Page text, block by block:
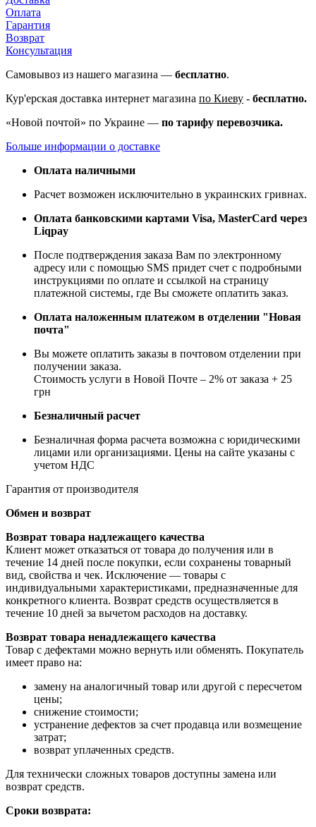
Оплата
Гарантия
Возврат
Консультация
Самовывоз из нашего магазина — бесплатно.
Кур'ерская доставка интернет магазина по Киеву - бесплатно.
«Новой почтой» по Украине — по тарифу перевозчика.
Больше информации о доставке
Оплата наличными
Расчет возможен исключительно в украинских гривнах.
Оплата банковскими картами Visa, MasterCard через
Liqpay
После подтверждения заказа Вам по электронному
адресу или с помощью SMS придет счет с подробными
инструкциями по оплате и ссылкой на страницу
платежной системы, где Вы сможете оплатить заказ.
Оплата наложенным платежом в отделении "Новая
почта"
Вы можете оплатить заказы в почтовом отделении при
получении заказа.
Стоимость услуги в Новой Почте – 2% от заказа + 25
грн
Безналичный расчет
Безналичная форма расчета возможна с юридическими
лицами или организациями. Цены на сайте указаны с
учетом НДС
Гарантия от производителя
Обмен и возврат
Возврат товара надлежащего качества
Клиент может отказаться от товара до получения или в
течение 14 дней после покупки, если сохранены товарный
вид, свойства и чек. Исключение — товары с
индивидуальными характеристиками, предназначенные для
конкретного клиента. Возврат средств осуществляется в
течение 10 дней за вычетом расходов на доставку.
Возврат товара ненадлежащего качества
Товар с дефектами можно вернуть или обменять. Покупатель
имеет право на:
замену на аналогичный товар или другой с пересчетом
цены;
снижение стоимости;
устранение дефектов за счет продавца или возмещение
затрат;
возврат уплаченных средств.
Для технически сложных товаров доступны замена или
возврат средств.
Сроки возврата: